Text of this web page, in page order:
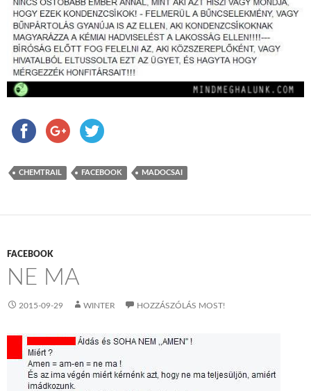
CHEMTRAIL FACEBOOK MADOCSAI
FACEBOOK
NE MA
2015-09-29 WINTER HOZZÁSZÓLÁS MOST!